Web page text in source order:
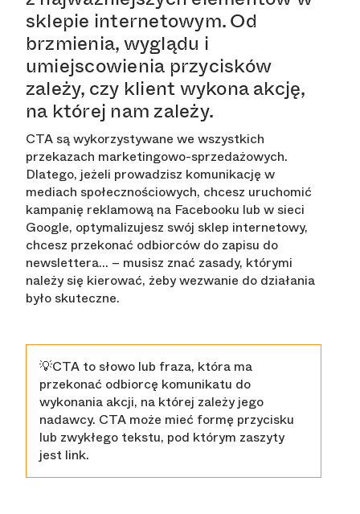
sklepie internetowym. Od
brzmienia, wyglądu i
umiejscowienia przycisków
zależy, czy klient wykona akcję,
na której nam zależy.
CTA są wykorzystywane we wszystkich
przekazach marketingowo-sprzedażowych.
Dlatego, jeżeli prowadzisz komunikację w
mediach społecznościowych, chcesz uruchomić
kampanię reklamową na Facebooku lub w sieci
Google, optymalizujesz swój sklep internetowy,
chcesz przekonać odbiorców do zapisu do
newslettera... – musisz znać zasady, którymi
należy się kierować, żeby wezwanie do działania
było skuteczne.
💡CTA to słowo lub fraza, która ma
przekonać odbiorcę komunikatu do
wykonania akcji, na której zależy jego
nadawcy. CTA może mieć formę przycisku
lub zwykłego tekstu, pod którym zaszyty
jest link.